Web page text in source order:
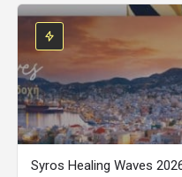
Syros Healing Waves